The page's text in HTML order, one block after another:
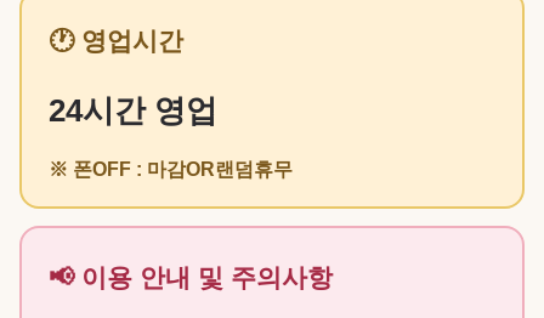
🕐 영업시간
24시간 영업
※ 폰OFF : 마감OR랜덤휴무
📢 이용 안내 및 주의사항